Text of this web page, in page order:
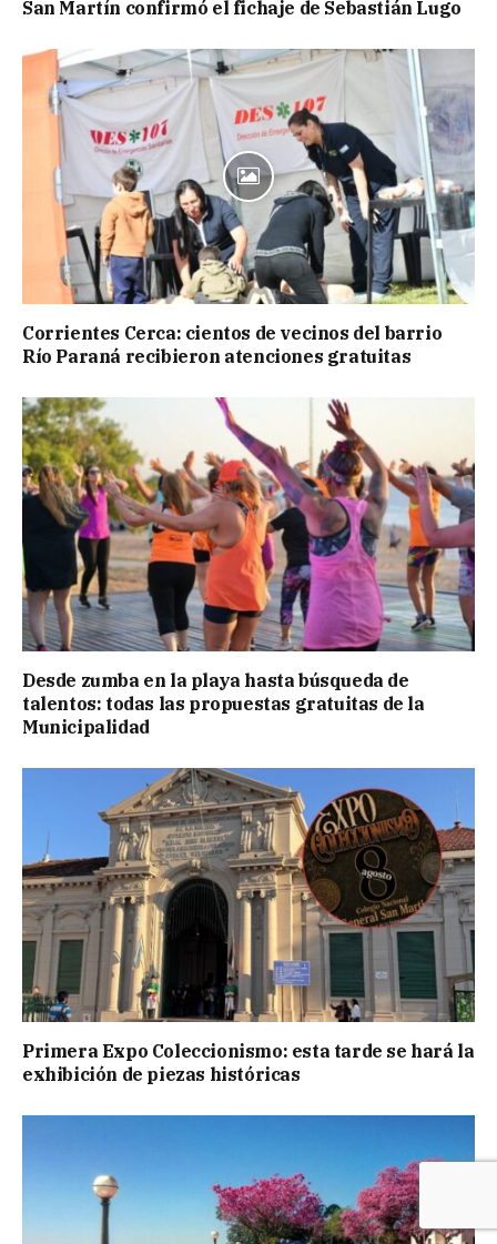
San Martín confirmó el fichaje de Sebastián Lugo
Corrientes Cerca: cientos de vecinos del barrio
Río Paraná recibieron atenciones gratuitas
Desde zumba en la playa hasta búsqueda de
talentos: todas las propuestas gratuitas de la
Municipalidad
Primera Expo Coleccionismo: esta tarde se hará la
exhibición de piezas históricas